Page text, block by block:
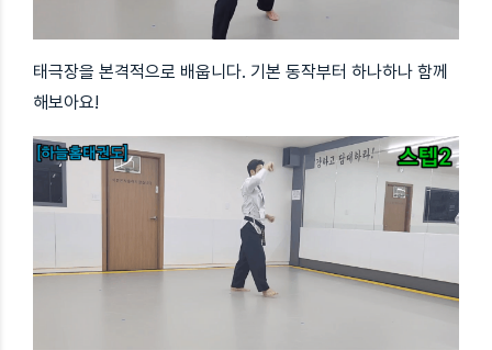
태극장을 본격적으로 배웁니다. 기본 동작부터 하나하나 함께
해보아요!